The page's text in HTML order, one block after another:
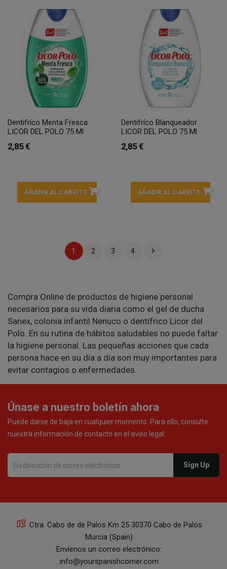
Dentifríco Menta Fresca
LICOR DEL POLO 75 Ml
2,85 €
AÑADIR AL CARRITO
Dentifríco Blanqueador
LICOR DEL POLO 75 Ml
2,85 €
AÑADIR AL CARRITO
1 2 3 4 
Compra Online de productos de higiene personal
necesarios para su vida diaria como el gel de ducha
Sanex, colonia infantil Nenuco o dentífrico Licor del
Polo. En su rutina de hábitos saludables no puede faltar
la higiene personal. Las pequeñas acciones que cada
persona hace en su día a día son muy importantes para
evitar contagios o enfermedades.
Únase a nuestro boletín ahora
Puede darse de baja en cualquier momento. Para ello, consulte
nuestra información de contacto en el aviso legal.
Ctra. Cabo de de Palos Km 25 30370 Cabo de Palos
Murcia (Spain)
Envíenos un correo electrónico:
info@yourspanishcorner.com